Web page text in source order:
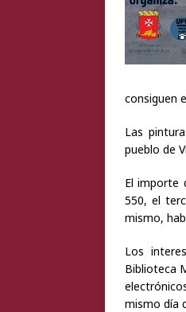
consiguen
Las
pueblo de
El importe
550, el
mismo,
Los
Biblioteca
mismo día